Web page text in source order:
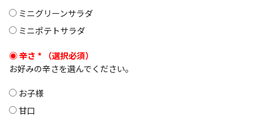
ミニグリーンサラダ
ミニポテトサラダ
辛さ *
お好みの辛さを選んでください。
お子様
甘口